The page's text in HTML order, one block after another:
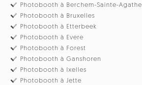
Photobooth à Berchem-Sainte-Agathe
Photobooth à Bruxelles
Photobooth à Etterbeek
Photobooth à Evere
Photobooth à Forest
Photobooth à Ganshoren
Photobooth à Ixelles
Photobooth à Jette